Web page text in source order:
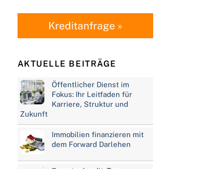
Kreditanfrage »
AKTUELLE BEITRÄGE
Öffentlicher Dienst im
Fokus: Ihr Leitfaden für
Karriere, Struktur und
Zukunft
Immobilien finanzieren mit
dem Forward Darlehen